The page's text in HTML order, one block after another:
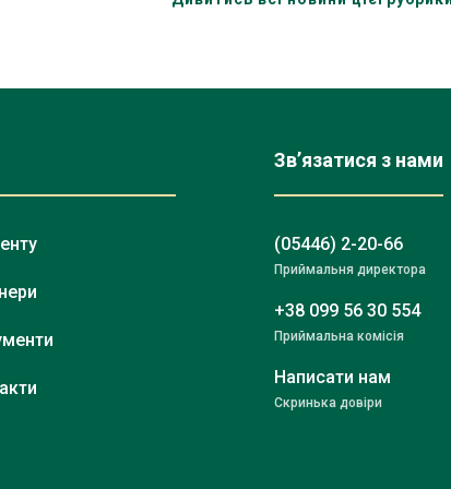
Зв’язатися з нами
(05446) 2-20-66
Приймальня директора
+38 099 56 30 554
Приймальна комісія
Написати нам
Скринька довіри